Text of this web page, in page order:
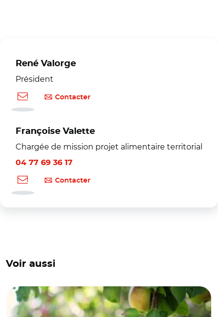
René Valorge
Président
Contacter
Françoise Valette
Chargée de mission projet alimentaire territorial
04 77 69 36 17
Contacter
Voir aussi